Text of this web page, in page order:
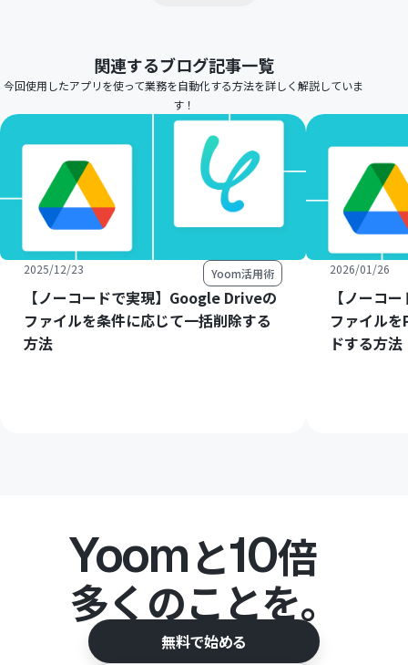
関連するブログ記事一覧
今回使用したアプリを使って業務を自動化する方法を詳しく解説していま
す！
2025/12/23 Yoom活用術
【ノーコードで実現】Google Driveの
ファイルを条件に応じて一括削除する
方法
2026/01/26
【ノーコ
ファイル
ドする方法
Yoomと10倍
多くのことを。
無料で始める